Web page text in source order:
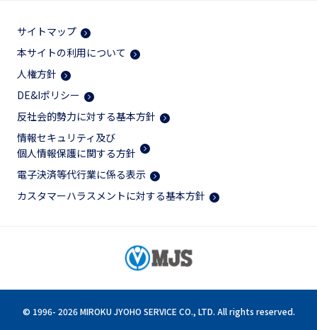
サイトマップ
本サイトの利用について
人権方針
DE&Iポリシー
反社会的勢力に対する基本方針
情報セキュリティ及び
個人情報保護に関する方針
電子決済等代行業に係る表示
カスタマーハラスメントに対する基本方針
© 1996- 2026 MIROKU JYOHO SERVICE CO., LTD. All rights reserved.